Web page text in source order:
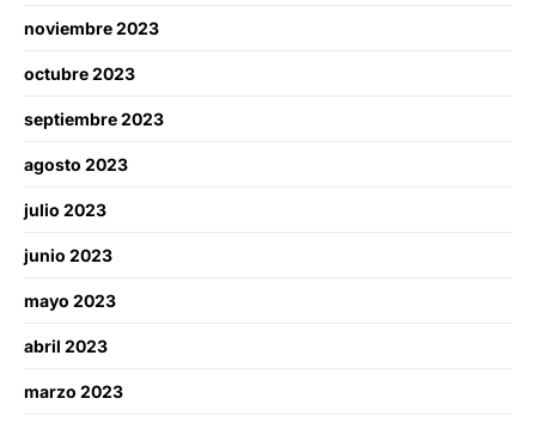
noviembre 2023
octubre 2023
septiembre 2023
agosto 2023
julio 2023
junio 2023
mayo 2023
abril 2023
marzo 2023